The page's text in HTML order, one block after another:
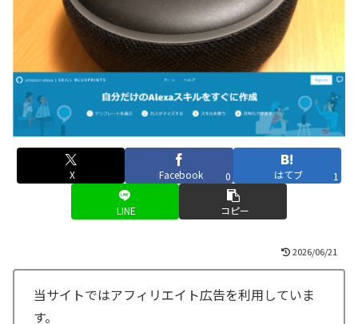
X Facebook 0 はてブ 1
LINE コピー
2026/06/21
当サイトではアフィリエイト広告を利用していま
す。